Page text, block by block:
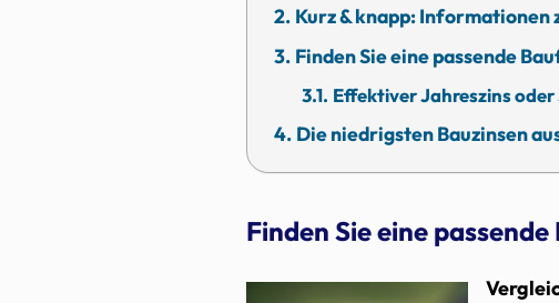
Kurz & knapp: Informationen
Finden Sie eine passende
Effektiver Jahreszins
Die niedrigsten Bauzinsen
Finden Sie eine